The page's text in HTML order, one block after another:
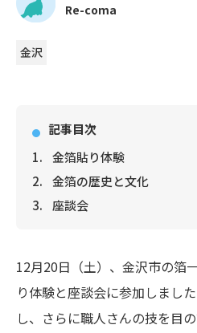
Re-coma
金沢
記事目次
金箔貼り体験
金箔の歴史と文化
座談会
12月20日（土）、金沢市の箔
り体験と座談会に参加しまし
し、さらに職人さんの技を目